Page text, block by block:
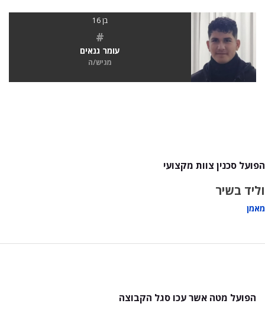
בן 16
#
עומר גנאים
מגיש/ה
הפועל סכנין צוות מקצועי
וליד בשיר
מאמן
הפועל מטה אשר עכו סגל הקבוצה